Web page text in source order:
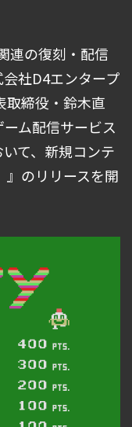
連の復刻・配信
社D4エンタープ
取締役・鈴木直
ム配信サービス
て、新規コンテ
』のリリースを開